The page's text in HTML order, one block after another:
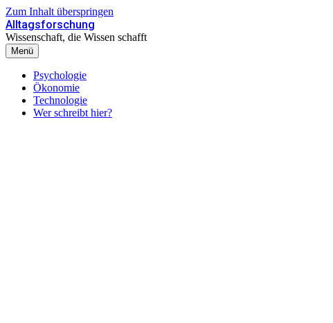
Zum Inhalt überspringen
Alltagsforschung
Wissenschaft, die Wissen schafft
Menü
Psychologie
Ökonomie
Technologie
Wer schreibt hier?